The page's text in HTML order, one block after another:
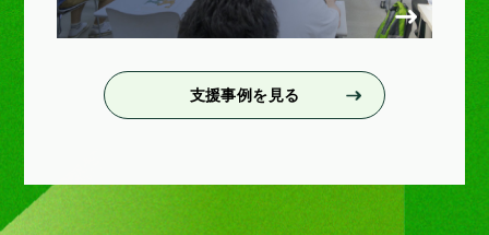
支援事例を見る